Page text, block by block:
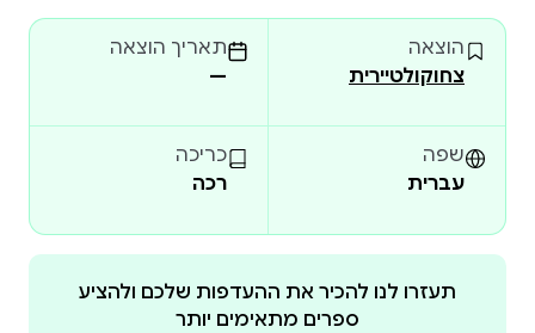
מהיום שנגה איבדה את הוריה וגילתה שדרקונים הם
אמיתיים היא חלמה להיות דרקונאית, אך חלומות לא
כשנראה שסוף העולם הגיע, סטודנטית מבן גוריון והכלב
שלה מחפשים מחסה בחנות רהיטים בפאתי העיר באר
שבע, רק ש... הם לא היחידים שמסתובבים בחנות
הוצאה
צחוקולטיירית
תאריך הוצאה
—
שפה
עברית
כריכה
רכה
תעזרו לנו להכיר את ההעדפות שלכם ולהציע
ספרים מתאימים יותר